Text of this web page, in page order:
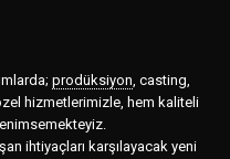
prodüksiyon, casting,
hizmetlerimizle, hem kaliteli
ihtiyaçları karşılayacak yeni